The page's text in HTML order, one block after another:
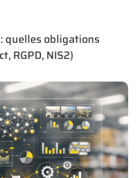
quelles obligations
RGPD, NIS2)